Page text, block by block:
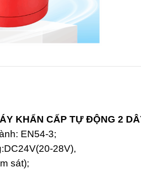
KHẨN CẤP TỰ ĐỘNG 2
EN54-3;
28V),
sát);